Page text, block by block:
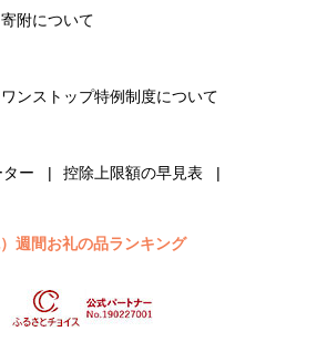
寄附について
ワンストップ特例制度について
ー
控除上限額の早見表
週間お礼の品ランキング